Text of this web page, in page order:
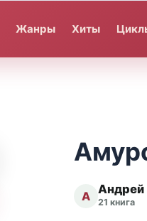
Жанры Хиты
А Андрей
21 книга